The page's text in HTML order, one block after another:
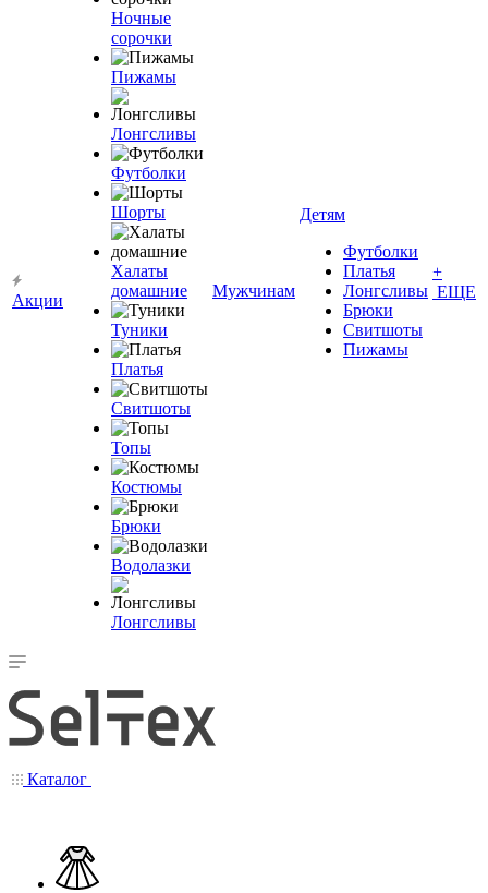
Акции
Ночные
сорочки
Пижамы
Лонгсливы
Футболки
Шорты
Халаты
домашние
Туники
Платья
Свитшоты
Топы
Костюмы
Брюки
Водолазки
Лонгсливы
Мужчинам
Детям
Футболки
Платья
Лонгсливы
Брюки
Свитшоты
Пижамы
+
ЕЩЕ
Каталог